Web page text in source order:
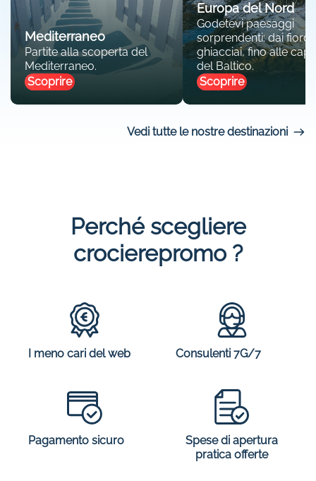
Mediterraneo
Partite alla scoperta del
Mediterraneo.
Scoprire
Europa del Nord
Godetevi paesaggi
sorprendenti: dai fiordi
ghiacciai, fino alle
del Baltico.
Scoprire
Vedi tutte le nostre destinazioni
Perché scegliere
crocierepromo ?
I meno cari del web Consulenti 7G/7
Pagamento sicuro
Spese di apertura
pratica offerte